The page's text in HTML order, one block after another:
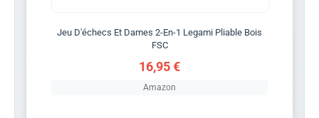
Jeu D'échecs Et Dames 2-En-1 Legami Pliable Bois
FSC
16,95 €
Amazon